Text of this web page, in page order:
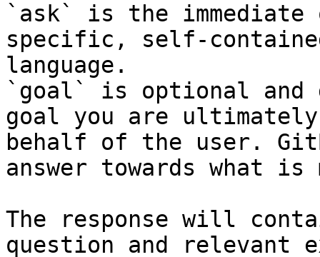
`ask` is the
specific, self-
language.
`goal` is optional and
goal you are
behalf of the user.
answer towards what
The response will
question and relevant